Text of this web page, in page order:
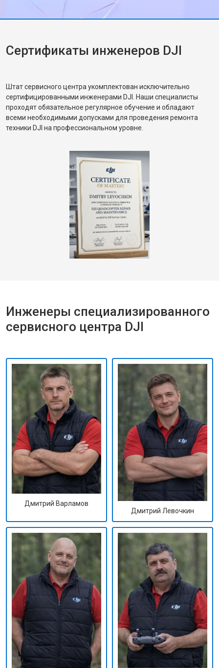
Сертификаты инженеров DJI
Штат сервисного центра укомплектован исключительно
сертифицированными инженерами DJI. Наши специалисты
проходят обязательное регулярное обучение и обладают
всеми необходимыми допусками для проведения ремонта
техники DJI на профессиональном уровне.
Инженеры специализированного
сервисного центра DJI
Дмитрий Варламов
Дмитрий Левочкин